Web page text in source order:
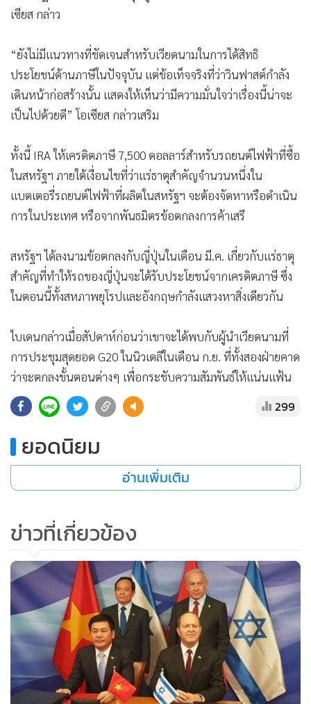
เซียส กล่าว
“ยังไม่มีแนวทางที่ชัดเจนสำหรับเวียดนามในการได้สิทธิ
ประโยชน์ด้านภาษีในปัจจุบัน แต่ข้อเท็จจริงที่ว่าวินฟาสต์กำลัง
เดินหน้าก่อสร้างนั้น แสดงให้เห็นว่ามีความมั่นใจว่าเรื่องนี้น่าจะ
เป็นไปด้วยดี” โอเซียส กล่าวเสริม
ทั้งนี้ IRA ให้เครดิตภาษี 7,500 ดอลลาร์สำหรับรถยนต์ไฟฟ้าที่ซื้อ
ในสหรัฐฯ ภายใต้เงื่อนไขที่ว่าแร่ธาตุสำคัญจำนวนหนึ่งใน
แบตเตอรี่รถยนต์ไฟฟ้าที่ผลิตในสหรัฐฯ จะต้องจัดหาหรือดำเนิน
การในประเทศ หรือจากพันธมิตรข้อตกลงการค้าเสรี
สหรัฐฯ ได้ลงนามข้อตกลงกับญี่ปุ่นในเดือน มี.ค. เกี่ยวกับแร่ธาตุ
สำคัญที่ทำให้รถของญี่ปุ่นจะได้รับประโยชน์จากเครดิตภาษี ซึ่ง
ในตอนนี้ทั้งสหภาพยุโรปและอังกฤษกำลังแสวงหาสิ่งเดียวกัน
ไบเดนกล่าวเมื่อสัปดาห์ก่อนว่าเขาจะได้พบกับผู้นำเวียดนามที่
การประชุมสุดยอด G20 ในนิวเดลีในเดือน ก.ย. ที่ทั้งสองฝ่ายคาด
ว่าจะตกลงขั้นตอนต่างๆ เพื่อกระชับความสัมพันธ์ให้แน่นแฟ้น
ยิ่งขึ้น ท่ามกลางความตึงเครียดที่เพิ่มขึ้นระหว่างสหรัฐฯ กับจีน
โอเซียส กล่าวว่า วอชิงตันควรขยายสิทธิประโยชน์ด้านภาษีให้ผู้
ลงนามในกรอบความร่วมมือเศรษฐกิจอินโด-แปซิฟิก (IPEF) ที่มี
ประเทศสมาชิก 14 ประเทศ รวมถึงเวียดนามและอินโดนีเซีย ที่มี
299
ยอดนิยม
อ่านเพิ่มเติม
ข่าวที่เกี่ยวข้อง